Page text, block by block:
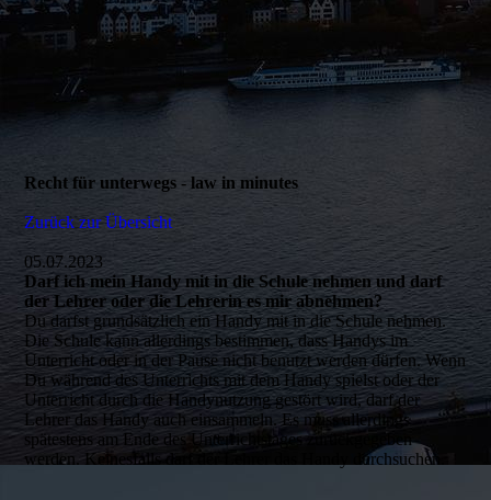
Recht für unterwegs - law in minutes
Zurück zur Übersicht
05.07.2023
Darf ich mein Handy mit in die Schule nehmen und darf
der Lehrer oder die Lehrerin es mir abnehmen?
Du darfst grundsätzlich ein Handy mit in die Schule nehmen.
Die Schule kann allerdings bestimmen, dass Handys im
Unterricht oder in der Pause nicht benutzt werden dürfen. Wenn
Du während des Unterrichts mit dem Handy spielst oder der
Unterricht durch die Handynutzung gestört wird, darf der
Lehrer das Handy auch einsammeln. Es muss allerdings
spätestens am Ende des Unterrichtstages zurückgegeben
werden. Keinesfalls darf der Lehrer das Handy durchsuchen.